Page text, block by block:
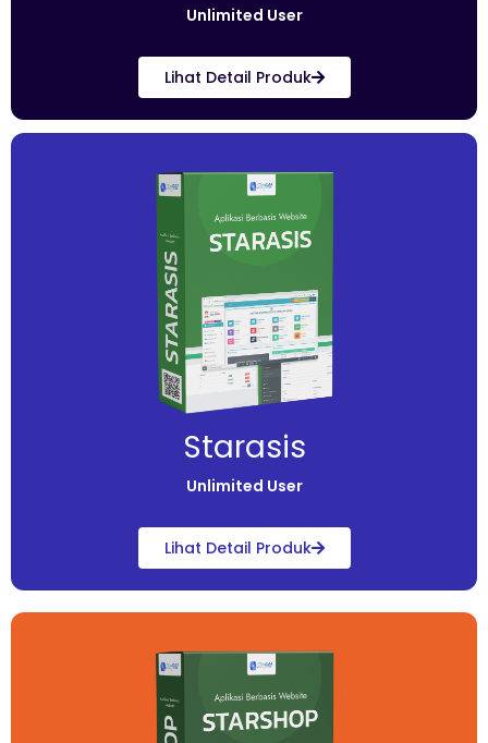
Unlimited User
Lihat Detail Produk
Starasis
Unlimited User
Lihat Detail Produk